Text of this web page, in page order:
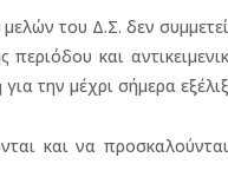
του Δ.Σ. δεν
περιόδου και
την μέχρι σήμερα
και να